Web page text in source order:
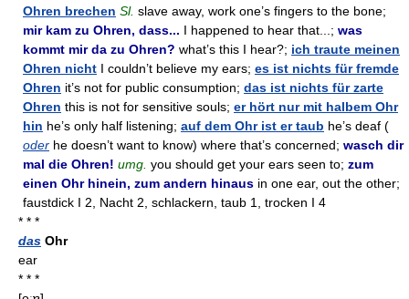
Ohren brechen Sl. slave away, work one’s fingers to the bone;
mir kam zu Ohren, dass... I happened to hear that...; was
kommt mir da zu Ohren? what’s this I hear?; ich traute meinen
Ohren nicht I couldn’t believe my ears; es ist nichts für fremde
Ohren it’s not for public consumption; das ist nichts für zarte
Ohren this is not for sensitive souls; er hört nur mit halbem Ohr
hin he’s only half listening; auf dem Ohr ist er taub he’s deaf (
oder he doesn’t want to know) where that’s concerned; wasch dir
mal die Ohren! umg. you should get your ears seen to; zum
einen Ohr hinein, zum andern hinaus in one ear, out the other;
faustdick I 2, Nacht 2, schlackern, taub 1, trocken I 4
* * *
das Ohr
ear
* * *